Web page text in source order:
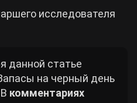
исследователя
данной статье
на черный день
комментариях